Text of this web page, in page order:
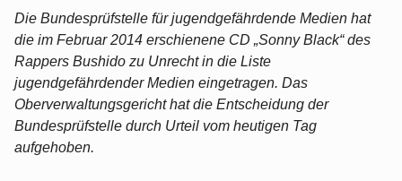
Die Bundesprüfstelle für jugendgefährdende Medien hat
die im Februar 2014 erschienene CD „Sonny Black“ des
Rappers Bushido zu Unrecht in die Liste
jugendgefährdender Medien eingetragen. Das
Oberverwaltungsgericht hat die Entscheidung der
Bundesprüfstelle durch Urteil vom heutigen Tag
aufgehoben.